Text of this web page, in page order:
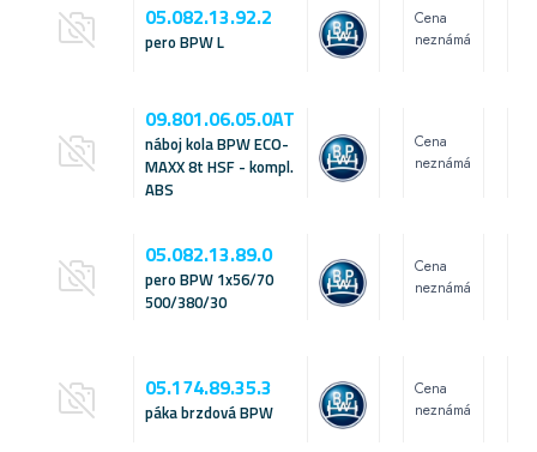
05.082.13.92.2
pero BPW L
Cena
neznámá
09.801.06.05.0AT
náboj kola BPW ECO-
MAXX 8t HSF - kompl.
ABS
Cena
neznámá
05.082.13.89.0
pero BPW 1x56/70
500/380/30
Cena
neznámá
05.174.89.35.3
páka brzdová BPW
Cena
neznámá